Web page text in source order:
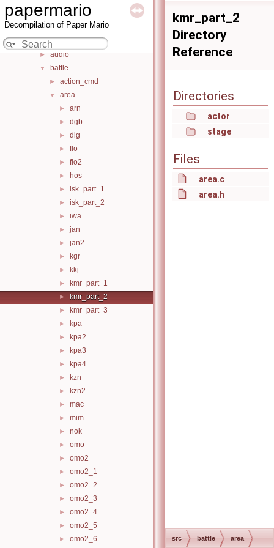
papermario
Decompilation of Paper Mario
▼ File List
► include
▼ src
► audio
▼ battle
► action_cmd
▼ area
► arn
► dgb
► dig
► flo
► flo2
► hos
► isk_part_1
► isk_part_2
► iwa
► jan
► jan2
► kgr
► kkj
► kmr_part_1
► kmr_part_2
► kmr_part_3
► kpa
► kpa2
► kpa3
► kpa4
► kzn
► kzn2
► mac
► mim
► nok
► omo
► omo2
► omo2_1
► omo2_2
► omo2_3
► omo2_4
► omo2_5
► omo2_6
kmr_part_2
Directory
Reference
Directories
actor
stage
Files
area.c
area.h
src battle area